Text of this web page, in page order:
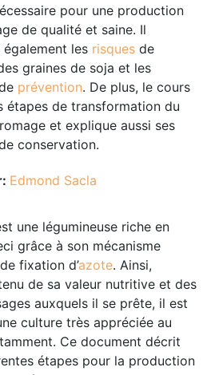
pour une production
de qualité et saine. Il
également les risques de
graines de soja et les
prévention. De plus, le cours
étapes de transformation du
et explique aussi ses
conservation.
Edmond Sacla
une légumineuse riche en
grâce à son mécanisme
fixation d’azote. Ainsi,
de sa valeur nutritive et des
auxquels il se prête, il est
culture très appréciée au
Ce document décrit
étapes pour la production